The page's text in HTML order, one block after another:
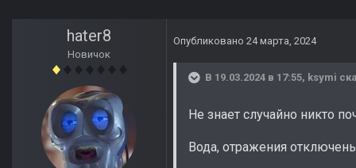
hater8
Новичок
Опубликовано 24 марта, 2024
В 19.03.2024 в 17:55, ksymi
Не знает случайно никто
Вода, отражения